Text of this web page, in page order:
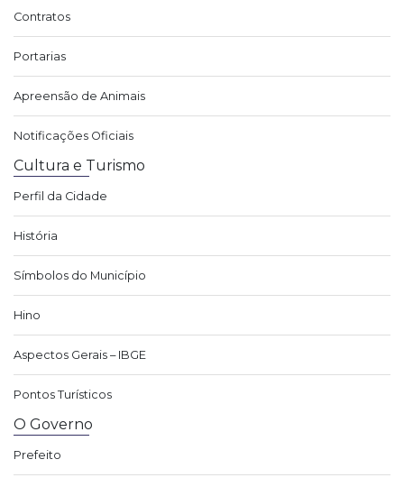
Contratos
Portarias
Apreensão de Animais
Notificações Oficiais
Cultura e Turismo
Perfil da Cidade
História
Símbolos do Município
Hino
Aspectos Gerais – IBGE
Pontos Turísticos
O Governo
Prefeito